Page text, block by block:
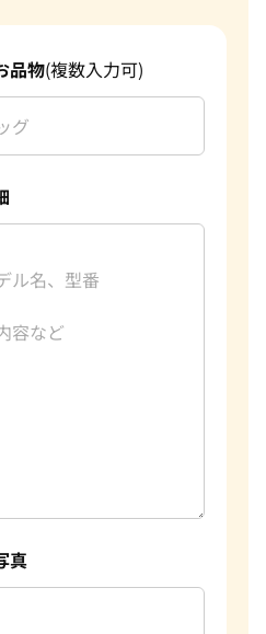
き、誠にありがとうございまし
よりお待ち申し上げておりま
定
ブランド品の査定をしており
持っており、世界基準での査定
在は円安のため海外に販売する
相談ください。
品物(複数入力可)
真